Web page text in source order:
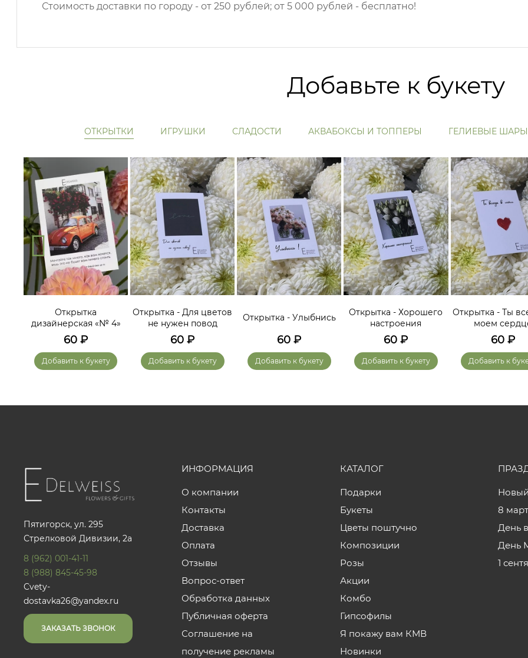
Стоимость доставки по городу - от 250 рублей; от 5 000 рублей - бесплатно!
Добавьте к букету
ОТКРЫТКИ ИГРУШКИ СЛАДОСТИ АКВАБОКСЫ И ТОППЕРЫ ГЕЛИЕВЫЕ ШАРЫ
Открытка
дизайнерская «№ 4»
60 ₽
Добавить к букету
Открытка - Для цветов
не нужен повод
60 ₽
Добавить к букету
Открытка - Улыбнись
60 ₽
Добавить к букету
Открытка - Хорошего
настроения
60 ₽
Добавить к букету
Открытка - Ты
моем
60₽
Добавить к
Пятигорск, ул. 295
Стрелковой Дивизии, 2а
8 (962) 001-41-11
8 (988) 845-45-98
Cvety-
dostavka26@yandex.ru
ЗАКАЗАТЬ ЗВОНОК
ИНФОРМАЦИЯ
О компании
Контакты
Доставка
Оплата
Отзывы
Вопрос-ответ
Обработка данных
Публичная оферта
Соглашение на
получение рекламы
КАТАЛОГ
Подарки
Букеты
Цветы поштучно
Композиции
Розы
Акции
Комбо
Гипсофилы
Я покажу вам КМВ
Новинки
8
День
День
1